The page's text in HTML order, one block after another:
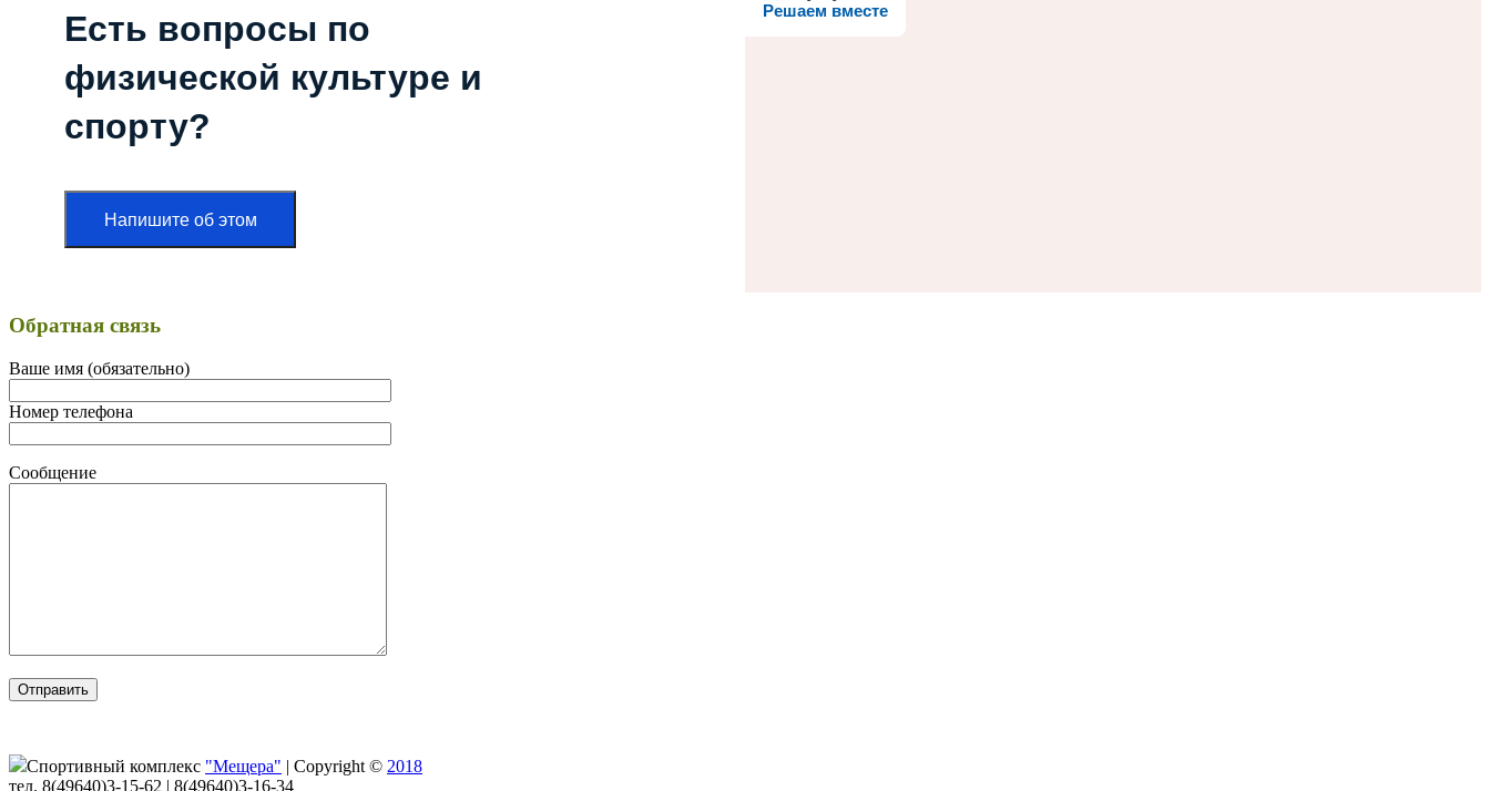
Решаем вместе
Есть вопросы по
физической культуре и
спорту?
Напишите об этом
Обратная связь
Ваше имя (обязательно)
Номер телефона
Сообщение
Спортивный комплекс "Мещера" | Copyright © 2018
тел. 8(49640)3-15-62 | 8(49640)3-16-34